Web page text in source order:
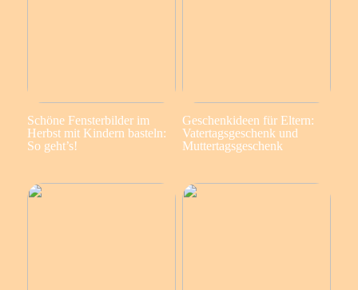
Schöne Fensterbilder im
Herbst mit Kindern basteln:
So geht’s!
Geschenkideen für Eltern:
Vatertagsgeschenk und
Muttertagsgeschenk